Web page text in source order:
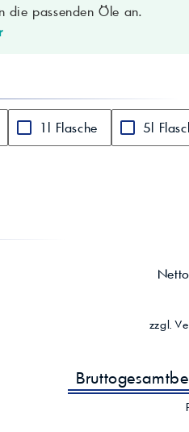
die passenden Öle an.
1l Flasche 5l
zzgl.